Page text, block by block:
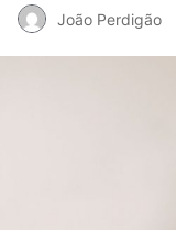
João Perdigão